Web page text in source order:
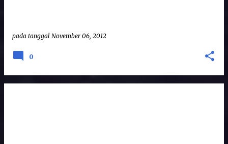
pada tanggal November 06, 2012
0